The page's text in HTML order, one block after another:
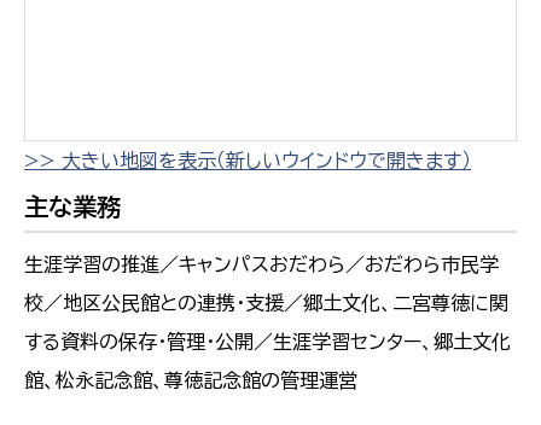
>> 大きい地図を表示（新しいウインドウで開きます）
主な業務
生涯学習の推進／キャンパスおだわら／おだわら市民学
校／地区公民館との連携・支援／郷土文化、二宮尊徳に関
する資料の保存・管理・公開／生涯学習センター、郷土文化
館、松永記念館、尊徳記念館の管理運営